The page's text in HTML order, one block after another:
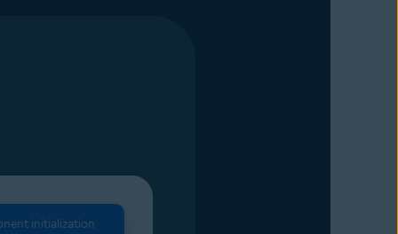
initialization